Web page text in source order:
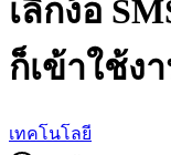
เลิกง้อ
ก็เข้าใช้ง
เทคโนโลยี